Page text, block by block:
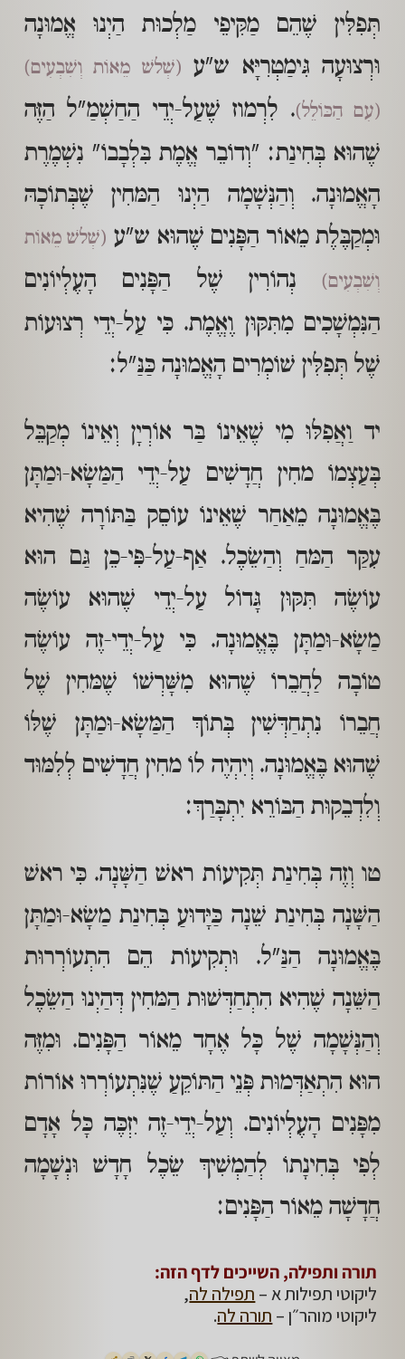
תְּפִלִּין שֶׁהֵם מַקִּיפֵי מַלְכוּת הַיְנוּ אֱמוּנָה
וּרְצוּעָה גִּימַטְרִיָּא ש"ע (שְׁלשׁ מֵאוֹת וְשִׁבְעִים)
(עִם הַכּוֹלֵל). לִרְמוז שֶׁעַל-יְדֵי הַחַשְׁמַ"ל הַזֶּה
שֶׁהוּא בְּחִינַת: "וְדוֹבֵר אֱמֶת בִּלְבָבוֹ" נִשְׁמֶרֶת
הָאֱמוּנָה. וְהַנְּשָׁמָה הַיְנוּ הַמּחִין שֶׁבְּתוֹכָהּ
וּמְקַבֶּלֶת מֵאוֹר הַפָּנִים שֶׁהוּא ש"ע (שְׁלשׁ מֵאוֹת
וְשִׁבְעִים)
נְהוֹרִין שֶׁל הַפָּנִים הָעֶלְיוֹנִים
הַנִּמְשָׁכִים מִתִּקּוּן וֶאֱמֶת. כִּי עַל-יְדֵי רְצוּעוֹת
שֶׁל תְּפִלִּין שׁוֹמְרִים הָאֱמוּנָה כַּנַּ"ל:
יד וַאֲפִלּוּ מִי שֶׁאֵינוֹ בַּר אוֹרְיָן וְאֵינוֹ מְקַבֵּל
בְּעַצְמוֹ מחִין חֲדָשִׁים עַל-יְדֵי הַמַּשָׂא-וּמַתָּן
בֶּאֱמוּנָה מֵאַחַר שֶׁאֵינוֹ עוֹסֵק בַּתּוֹרָה שֶׁהִיא
עִקַּר הַמּחַ וְהַשֵׂכֶל. אַף-עַל-פִּי-כֵן גַּם הוּא
עוֹשֶׂה תִּקּוּן גָּדוֹל עַל-יְדֵי שֶׁהוּא עוֹשֶׂה
מַשָׂא-וּמַתָּן בֶּאֱמוּנָה. כִּי עַל-יְדֵי-זֶה עוֹשֶׂה
טוֹבָה לַחֲבֵרוֹ שֶׁהוּא מִשָּׁרְשׁוֹ שֶׁמּחִין שֶׁל
חֲבֵרוֹ נִתְחַדְּשִׁין בְּתוֹךְ הַמַּשָׂא-וּמַתָּן שֶׁלּוֹ
שֶׁהוּא בֶּאֱמוּנָה. וְיִהְיֶה לוֹ מחִין חֲדָשִׁים לְלִמּוּד
וְלִדְבֵקוּת הַבּוֹרֵא יִתְבָּרַךְ:
טו וְזֶה בְּחִינַת תְּקִיעוֹת ראשׁ הַשָּׁנָה. כִּי ראשׁ
הַשָּׁנָה בְּחִינַת שֵׁנָה כַּיָּדוּעַ בְּחִינַת מַשָׂא-וּמַתָּן
בֶּאֱמוּנָה הַנַּ"ל. וּתְקִיעוֹת הֵם הִתְעוֹרְרוּת
הַשֵּׁנָה שֶׁהִיא הִתְחַדְּשׁוּת הַמּחִין דְּהַיְנוּ הַשֵׂכֶל
וְהַנְּשָׁמָה שֶׁל כָּל אֶחָד מֵאוֹר הַפָּנִים. וּמִזֶּה
הוּא הִתְאַדְּמוּת פְּנֵי הַתּוֹקֵעַ שֶׁנִּתְעוֹרְרוּ אוֹרוֹת
מִפָּנִים הָעֶלְיוֹנִים. וְעַל-יְדֵי-זֶה יִזְכֶּה כָּל אָדָם
לְפִי בְּחִינָתוֹ לְהַמְשִׁיךְ שֵׂכֶל חָדָשׁ וּנְשָׁמָה
חֲדָשָׁה מֵאוֹר הַפָּנִים:
תורה ותפילה, השייכים לדף הזה:
ליקוטי תפילות א – תפילה לה,
ליקוטי מוהר״ן – תורה לה.